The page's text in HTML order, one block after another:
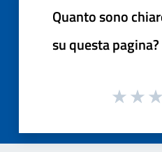
Quanto sono
su questa pagina?